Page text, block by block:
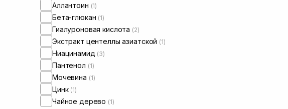
Аллантоин (1)
Бета-глюкан (1)
Гиалуроновая кислота (2)
Экстракт центеллы азиатской (1)
Ниацинамид (3)
Пантенол (1)
Мочевина (1)
Цинк (1)
Чайное дерево (1)